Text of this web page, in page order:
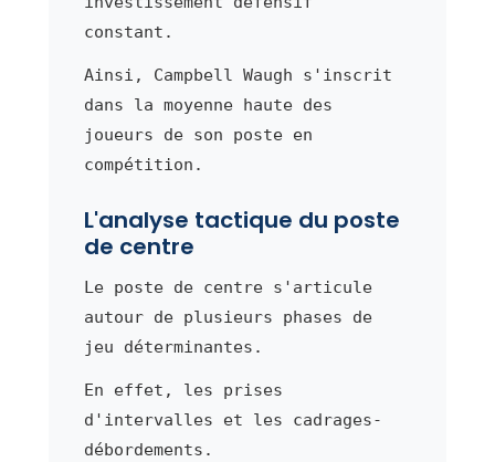
constant.
Ainsi, Campbell Waugh s'inscrit
dans la moyenne haute des
joueurs de son poste en
compétition.
L'analyse tactique du poste
de centre
Le poste de centre s'articule
autour de plusieurs phases de
jeu déterminantes.
En effet, les prises
d'intervalles et les cadrages-
débordements.